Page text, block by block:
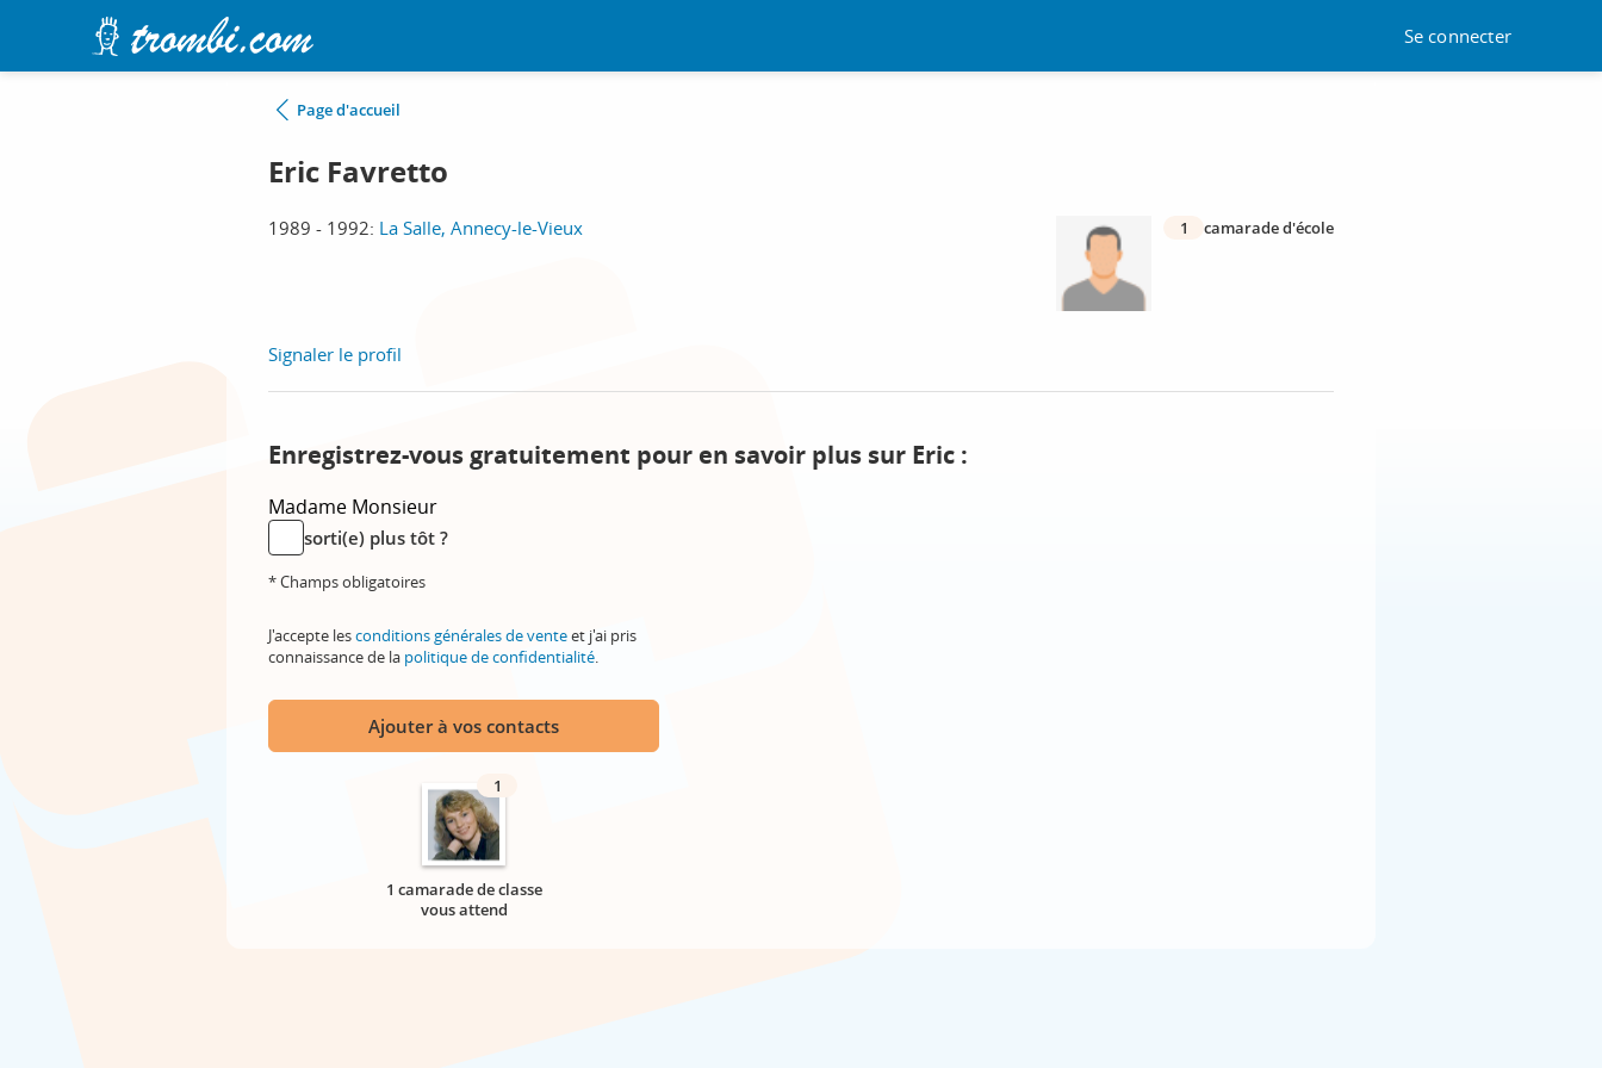
Se connecter
Page d'accueil
Eric Favretto
1989 - 1992: La Salle, Annecy-le-Vieux 1 camarade d'école
Signaler le profil
Enregistrez-vous gratuitement pour en savoir plus sur Eric :
Madame Monsieur
sorti(e) plus tôt ?
* Champs obligatoires
J'accepte lesconditions générales de venteet j'ai pris
connaissance de la politique de confidentialité.
Ajouter à vos contacts
1
1 camarade de classe
vous attend